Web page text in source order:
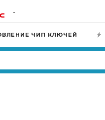
ЧИП КЛЮЧЕЙ